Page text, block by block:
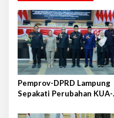
s
i
p
o
s
Pemprov-DPRD Lampung
Sepakati Perubahan KUA-